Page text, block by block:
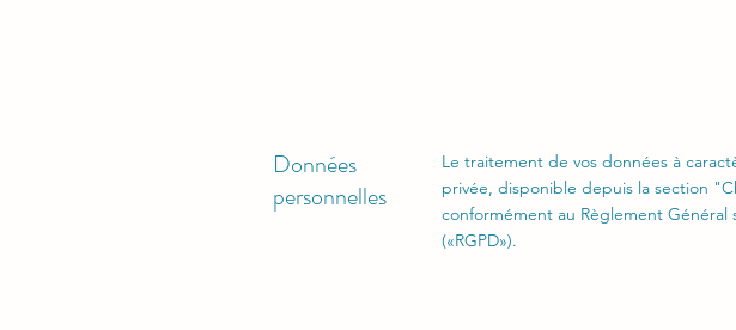
Données
personnelles
Le traitement de vos données à
privée, disponible depuis la section
conformément au Règlement Général
(«RGPD»).